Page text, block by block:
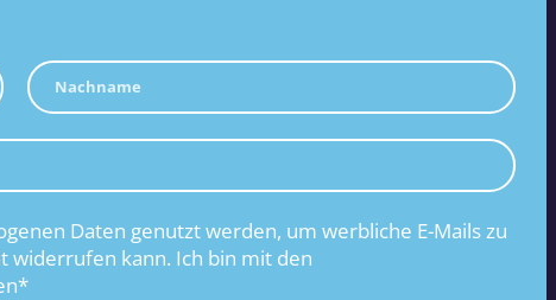
Daten genutzt werden, um werbliche E-Mails zu
widerrufen kann. Ich bin mit den